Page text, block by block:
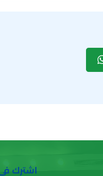
اشترك في